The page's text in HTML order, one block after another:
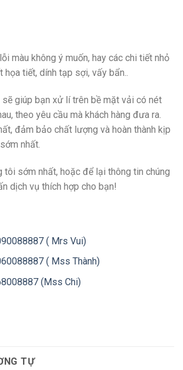
màu không ý muốn, hay các chi tiết nhỏ
họa tiết, dính tạp sợi, vấy bẩn..
sẽ giúp bạn xử lí trên bề mặt vải có nét
theo yêu cầu mà khách hàng đưa ra.
đảm bảo chất lượng và hoàn thành kịp
nhất.
tôi sớm nhất, hoặc để lại thông tin chúng
dịch vụ thích hợp cho bạn!
( Mrs Vui)
( Mss Thành)
(Mss Chi)
TỰ